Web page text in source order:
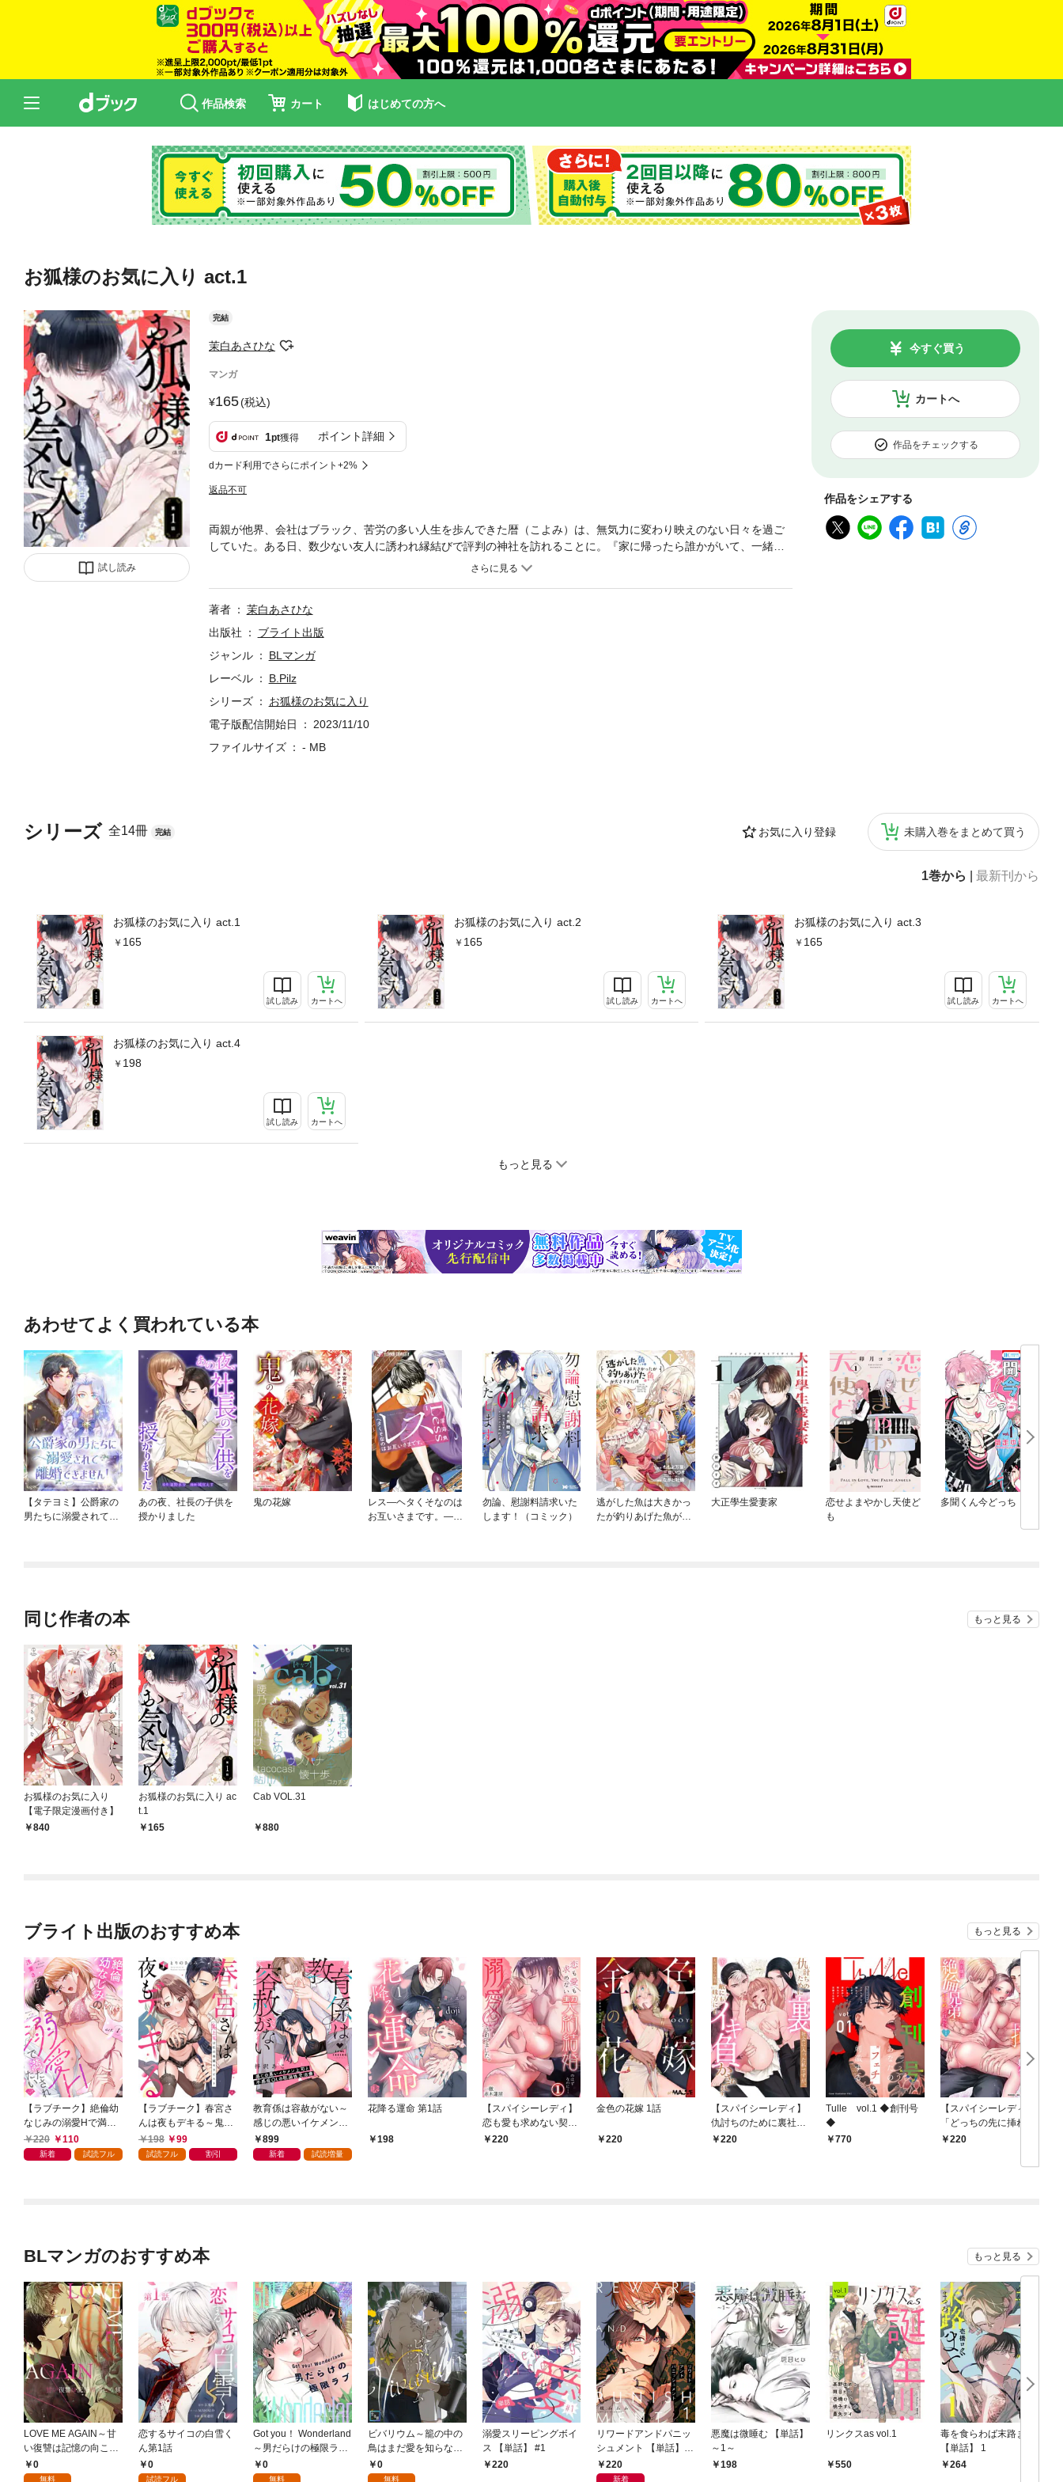
作品検索 カート はじめての方へ
お狐様のお気に入り act.1
試し読み
完結
茉白あさひな
マンガ
165(税込)
1pt獲得 ポイント詳細
dカード利用でさらにポイント+2%
返品不可
カートへ
今すぐ買う
作品をチェックする
作品をシェアする
シリーズ 全14冊 完結 お気に入り登録 未購入巻をまとめて買う
1巻から 最新刊から
お狐様のお気に入り act.1
165
試し読み カートへ
お狐様のお気に入り act.2
165
試し読み カートへ
お狐様のお気に入り act.3
165
試し読み カートへ
お狐様のお気に入り act.4
198
試し読み カートへ
もっと見る
両親が他界、会社はブラック、苦労の多い人生を歩んできた暦（こよみ）は、無気力に変わり映えのない日々を過ご
していた。ある日、数少ない友人に誘われ縁結びで評判の神社を訪れることに。『家に帰ったら誰かがいて、一緒に
ご飯を食べて笑いあう』そんなありふれた願いが頭に浮かんだ帰宅後の夜、暦のもとに思いも寄らない訪問者が!?
著者
茉白あさひな
出版社
ブライト出版
ジャンル
BLマンガ
レーベル
B.Pilz
シリーズ
お狐様のお気に入り
電子版配信開始日
2023/11/10
ファイルサイズ
- MB
あわせてよく買われている本
【タテヨミ】公爵家の
男たちに溺愛されて離
あの夜、社長の子供を
授かりました
鬼の花嫁
レス—ヘタくそなのは
お互いさまです。—
勿論、慰謝料請求いた
します！（コミック）
逃がした魚は大きかっ
たが釣りあげた魚が大
大正學生愛妻家
恋せよまやかし天使ど
も
多聞くん今どっち！？
同じ作者の本 もっと見る
お狐様のお気に入り
【電子限定漫画付き】
840
お狐様のお気に入り ac
t.1
165
Cab VOL.31
880
ブライト出版のおすすめ本 もっと見る
【ラブチーク】絶倫幼
なじみの溺愛Hで満た
されたい act.1
220 110
新着 試読フル
【ラブチーク】春宮さ
んは夜もデキる～鬼上
司は私の専属セラピス
ト～ act.1
198 99
試読フル 割引
教育係は容赦がない～
感じの悪いイケメン上
司と不感症OLの耽溺性
交治療～【コミックス
899
新着 試読増量
花降る運命 第1話
198
【スパイシーレディ】
恋も愛も求めない契約
結婚のはずなのに…溺
220
金色の花嫁 1話
220
【スパイシーレディ】
仇討ちのために裏社会
に入った私ですが、敵
220
Tulle vol.1 ◆創刊号
◆
770
【スパイシーレディ】
「どっちの先に挿れて
欲しい？」女王様は絶
220
BLマンガのおすすめ本 もっと見る
LOVE ME AGAIN～甘
い復讐は記憶の向こう
側～(1)
0
無料
恋するサイコの白雪く
ん第1話
0
試読フル
Got you！ Wonderland
～男だらけの極限ラブ
～(1)
0
無料
ビバリウム～籠の中の
鳥はまだ愛を知らない
【全年齢版】(1)
0
無料
溺愛スリーピングボイ
ス 【単話】 #1
220
リワードアンドパニッ
シュメント 【単話】
第1話
220
新着
悪魔は微睡む 【単話】
～1～
198
リンクスas vol.1
550
毒を食らわば末路まで
【単話】 1
264